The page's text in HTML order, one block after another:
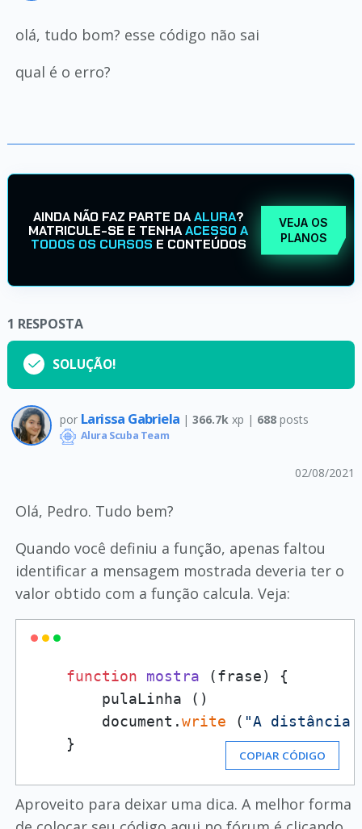
olá, tudo bom? esse código não sai
qual é o erro?
AINDA NÃO FAZ PARTE DAALURA?
MATRICULE-SE E TENHAACESSO A
TODOS OS CURSOS E CONTEÚDOS
VEJA OS
PLANOS
1 RESPOSTA
SOLUÇÃO!
por Larissa Gabriela | 366.7k xp | 688posts
Alura Scuba Team
02/08/2021
Olá, Pedro. Tudo bem?
Quando você definiu a função, apenas faltou
identificar a mensagem mostrada deveria ter o
valor obtido com a função calcula. Veja:
function mostra (frase)
{
        pulaLinha ()
        document.
write ( "A
    }
COPIAR CÓDIGO
Aproveito para deixar uma dica. A melhor forma